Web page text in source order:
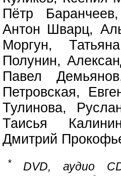
Пётр
Антон Шварц,
Моргун,
Полунин,
Павел
Петровская,
Тулинова,
Таисья
Дмитрий
*
DVD, аудио